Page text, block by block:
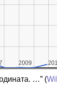
2009
2009
…” (